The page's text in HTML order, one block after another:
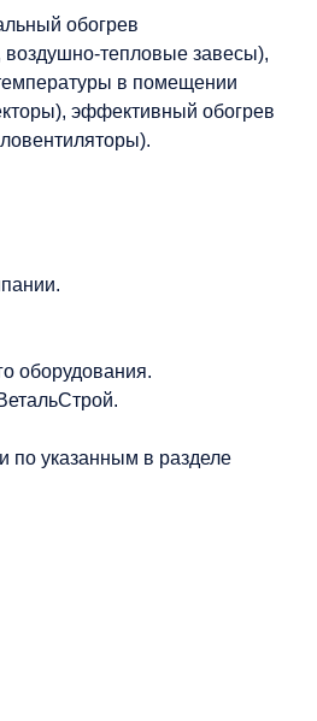
обогрев
тепловые завесы),
в помещении
эффективный обогрев
оборудования.
указанным в разделе